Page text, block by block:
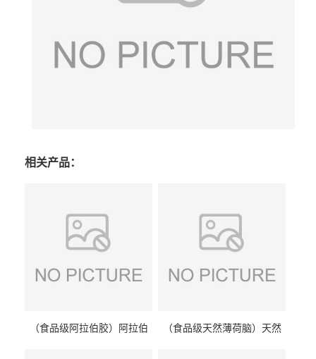
相关产品：
（食品级阿拉伯胶）阿拉伯
（食品级天然薄荷脑）天然